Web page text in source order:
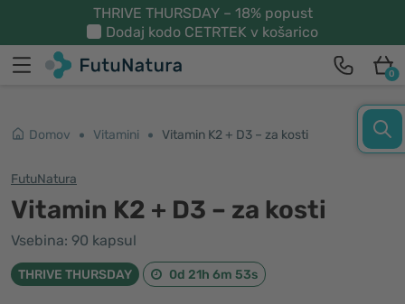
THRIVE THURSDAY – 18% popust
Dodaj kodo CETRTEK v košarico
0
Domov Vitamini Vitamin K2 + D3 – za kosti
FutuNatura
Vitamin K2 + D3 – za kosti
Vsebina: 90 kapsul
THRIVE THURSDAY 0d 21h 6m 53s